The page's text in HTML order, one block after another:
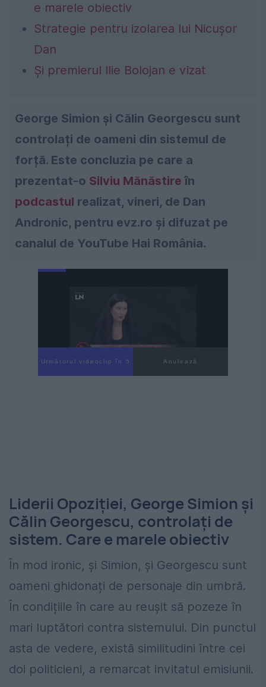
e marele obiectiv
Strategie pentru izolarea lui Nicușor
Dan
Și premierul Ilie Bolojan e vizat
George Simion și Călin Georgescu sunt
controlați de oameni din sistemul de
forță. Este concluzia pe care a
prezentat-o Silviu Mănăstire în
podcastul realizat, vineri, de Dan
Andronic, pentru evz.ro și difuzat pe
canalul de YouTube Hai România.
Următorul videoclip în 4 Anulează
Liderii Opoziției, George Simion și
Călin Georgescu, controlați de
sistem. Care e marele obiectiv
În mod ironic, și Simion, și Georgescu sunt
oameni ghidonați de personaje din umbră.
În condițiile în care au reușit să pozeze în
mari luptători contra sistemului. Din punctul
asta de vedere, există similitudini între cei
doi politicieni, a remarcat invitatul emisiunii.